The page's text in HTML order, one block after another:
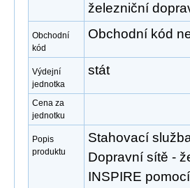
železniční
Obchodní
kód
Obchodní kód
Výdejní
jednotka
stát
Cena za
jednotku
Popis
produktu
Stahovací
Dopravní sítě -
INSPIRE